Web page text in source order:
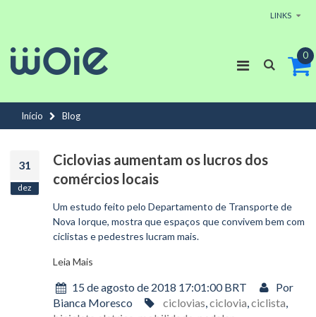
LINKS
0
Início Blog
31
dez
Ciclovias aumentam os lucros dos
comércios locais
Um estudo feito pelo Departamento de Transporte de
Nova Iorque, mostra que espaços que convivem bem com
ciclistas e pedestres lucram mais.
Leia Mais
15 de agosto de 2018 17:01:00 BRT
Por
Bianca Moresco
ciclovias,ciclovia,ciclista,